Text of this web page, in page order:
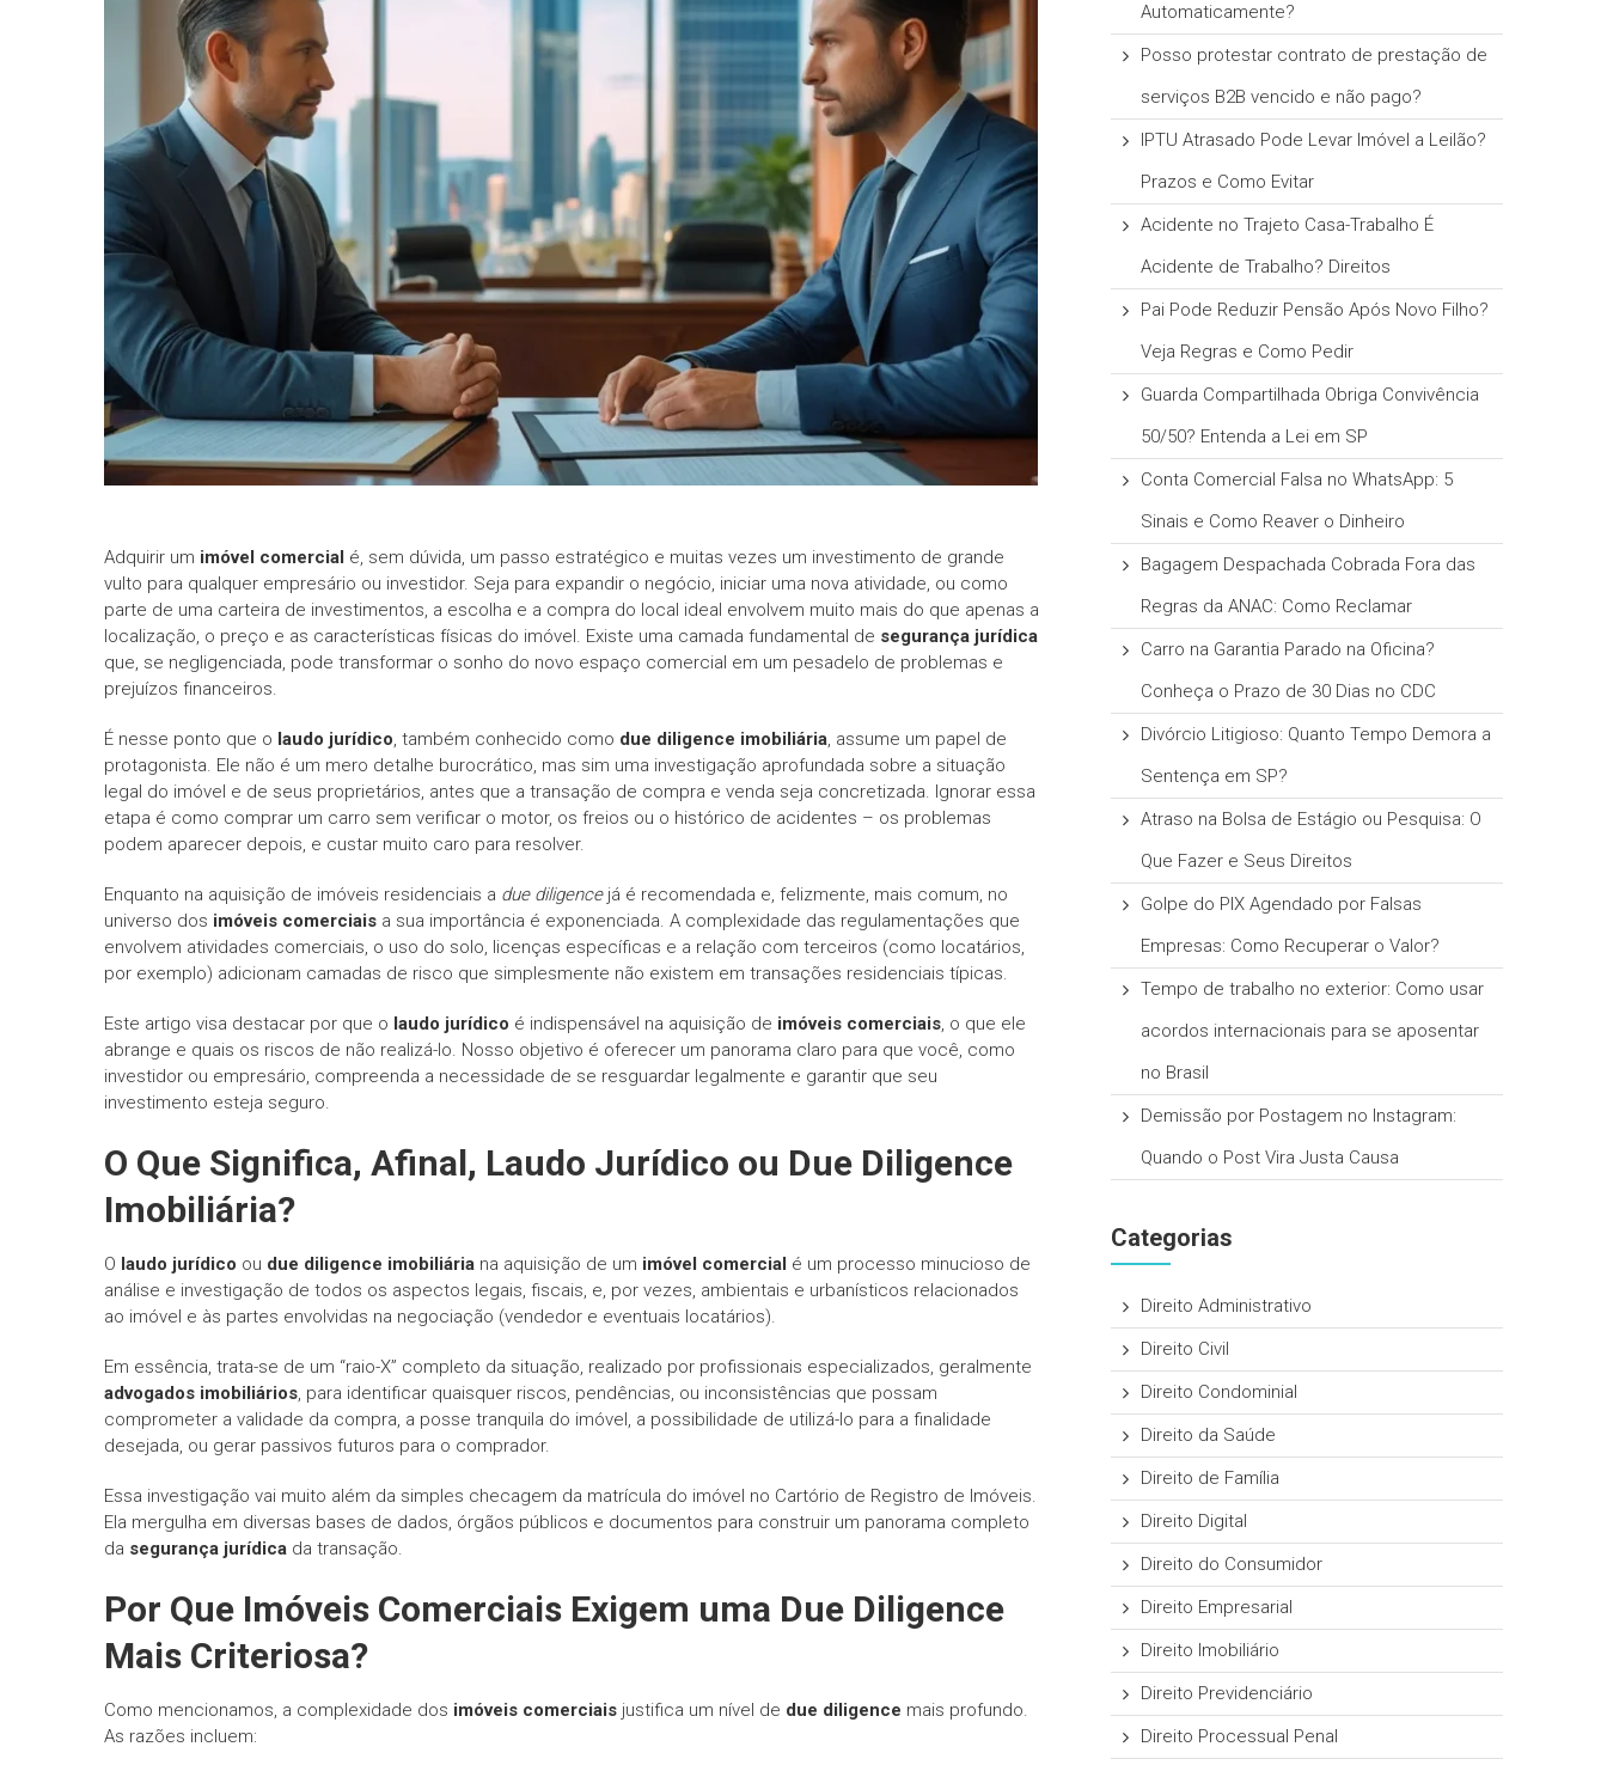
informe-nos
necessidade.
Adquirir um imóvel comercial é, sem dúvida, um passo estratégico e muitas vezes um investimento de grande
vulto para qualquer empresário ou investidor. Seja para expandir o negócio, iniciar uma nova atividade, ou como
parte de uma carteira de investimentos, a escolha e a compra do local ideal envolvem muito mais do que apenas a
localização, o preço e as características físicas do imóvel. Existe uma camada fundamental de segurança jurídica
que, se negligenciada, pode transformar o sonho do novo espaço comercial em um pesadelo de problemas e
prejuízos financeiros.
É nesse ponto que o laudo jurídico, também conhecido como due diligence imobiliária, assume um papel de
protagonista. Ele não é um mero detalhe burocrático, mas sim uma investigação aprofundada sobre a situação
legal do imóvel e de seus proprietários, antes que a transação de compra e venda seja concretizada. Ignorar essa
etapa é como comprar um carro sem verificar o motor, os freios ou o histórico de acidentes – os problemas
podem aparecer depois, e custar muito caro para resolver.
Enquanto na aquisição de imóveis residenciais a due diligencejá é recomendada e, felizmente, mais comum, no
universo dos imóveis comerciais a sua importância é exponenciada. A complexidade das regulamentações que
envolvem atividades comerciais, o uso do solo, licenças específicas e a relação com terceiros (como locatários,
por exemplo) adicionam camadas de risco que simplesmente não existem em transações residenciais típicas.
Este artigo visa destacar por que o laudo jurídico é indispensável na aquisição de imóveis comerciais, o que ele
abrange e quais os riscos de não realizá-lo. Nosso objetivo é oferecer um panorama claro para que você, como
investidor ou empresário, compreenda a necessidade de se resguardar legalmente e garantir que seu
investimento esteja seguro.
O Que Significa, Afinal, Laudo Jurídico ou Due Diligence
Imobiliária?
O laudo jurídico ou due diligence imobiliária na aquisição de um imóvel comercial é um processo minucioso de
análise e investigação de todos os aspectos legais, fiscais, e, por vezes, ambientais e urbanísticos relacionados
ao imóvel e às partes envolvidas na negociação (vendedor e eventuais locatários).
Em essência, trata-se de um “raio-X” completo da situação, realizado por profissionais especializados, geralmente
advogados imobiliários, para identificar quaisquer riscos, pendências, ou inconsistências que possam
comprometer a validade da compra, a posse tranquila do imóvel, a possibilidade de utilizá-lo para a finalidade
desejada, ou gerar passivos futuros para o comprador.
Essa investigação vai muito além da simples checagem da matrícula do imóvel no Cartório de Registro de Imóveis.
Ela mergulha em diversas bases de dados, órgãos públicos e documentos para construir um panorama completo
da segurança jurídica da transação.
Por Que Imóveis Comerciais Exigem uma Due Diligence
Mais Criteriosa?
Como mencionamos, a complexidade dos imóveis comerciais justifica um nível de due diligence mais profundo.
As razões incluem:
Automaticamente?
Posso protestar contrato de prestação de
serviços B2B vencido e não pago?
IPTU Atrasado Pode Levar Imóvel a Leilão?
Prazos e Como Evitar
Acidente no Trajeto Casa-Trabalho É
Acidente de Trabalho? Direitos
Pai Pode Reduzir Pensão Após Novo Filho?
Veja Regras e Como Pedir
Guarda Compartilhada Obriga Convivência
50/50? Entenda a Lei em SP
Conta Comercial Falsa no WhatsApp: 5
Sinais e Como Reaver o Dinheiro
Bagagem Despachada Cobrada Fora das
Regras da ANAC: Como Reclamar
Carro na Garantia Parado na Oficina?
Conheça o Prazo de 30 Dias no CDC
Divórcio Litigioso: Quanto Tempo Demora a
Sentença em SP?
Atraso na Bolsa de Estágio ou Pesquisa: O
Que Fazer e Seus Direitos
Golpe do PIX Agendado por Falsas
Empresas: Como Recuperar o Valor?
Tempo de trabalho no exterior: Como usar
acordos internacionais para se aposentar
no Brasil
Demissão por Postagem no Instagram:
Quando o Post Vira Justa Causa
Categorias
Direito Administrativo
Direito Civil
Direito Condominial
Direito da Saúde
Direito de Família
Direito Digital
Direito do Consumidor
Direito Empresarial
Direito Imobiliário
Direito Previdenciário
Direito Processual Penal